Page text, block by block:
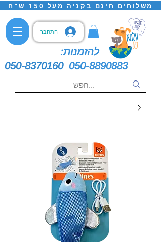
משלוחים חינם בקניה מעל 150 ש"ח
התחבר
להזמנות:
050-8370160 050-8890883